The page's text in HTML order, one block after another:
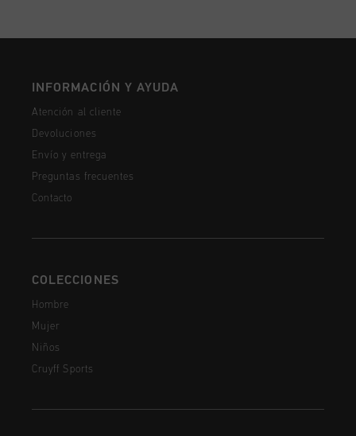
INFORMACIÓN Y AYUDA
Atención al cliente
Devoluciones
Envío y entrega
Preguntas frecuentes
Contacto
COLECCIONES
Hombre
Mujer
Niños
Cruyff Sports